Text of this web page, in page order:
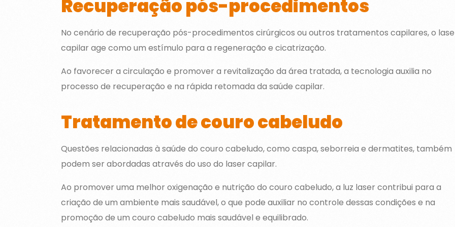
Recuperação pós-procedimentos
No cenário de recuperação pós-procedimentos cirúrgicos ou outros tratamentos capilares, o
capilar age como um estímulo para a regeneração e cicatrização.
Ao favorecer a circulação e promover a revitalização da área tratada, a tecnologia auxilia no
processo de recuperação e na rápida retomada da saúde capilar.
Tratamento de couro cabeludo
Questões relacionadas à saúde do couro cabeludo, como caspa, seborreia e dermatites, também
podem ser abordadas através do uso do laser capilar.
Ao promover uma melhor oxigenação e nutrição do couro cabeludo, a luz laser contribui para a
criação de um ambiente mais saudável, o que pode auxiliar no controle dessas condições e na
promoção de um couro cabeludo mais saudável e equilibrado.